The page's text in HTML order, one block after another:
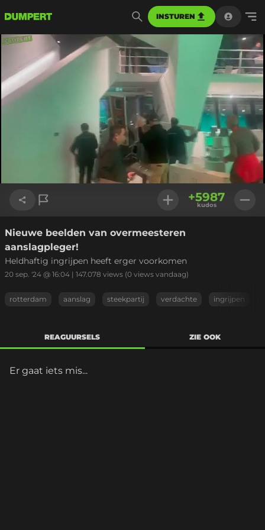
INSTUREN
Geladen
62.13%
Link kopiëren
+5987
kudos
Nieuwe beelden van overmeesteren
aanslagpleger!
Heldhaftig ingrijpen heeft erger voorkomen
20 sep. '24 @ 16:04 | 147.078 views (0 views vandaag)
rotterdam aanslag steekpartij verdachte ingrijpen
REAGUURSELS ZIE OOK
Er gaat iets mis...